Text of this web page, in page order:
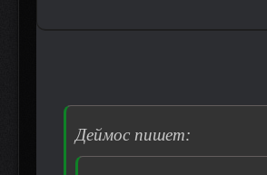
Деймос пишет: